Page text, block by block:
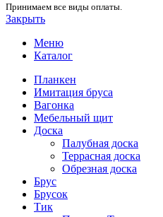
Принимаем все виды оплаты.
Закрыть
Меню
Каталог
Планкен
Имитация бруса
Вагонка
Мебельный щит
Доска
Палубная доска
Террасная доска
Обрезная доска
Брус
Брусок
Тик